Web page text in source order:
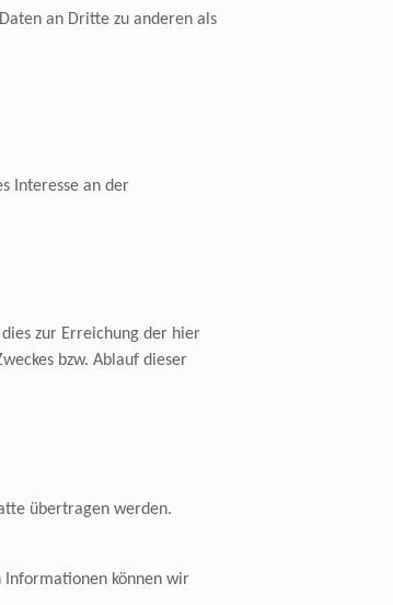
an Dritte zu anderen als
Interesse an der
zur Erreichung der hier
bzw. Ablauf dieser
übertragen werden.
Informationen können wir